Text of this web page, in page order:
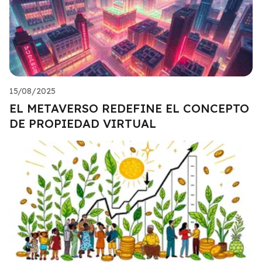
15/08/2025
EL METAVERSO REDEFINE EL CONCEPTO
DE PROPIEDAD VIRTUAL